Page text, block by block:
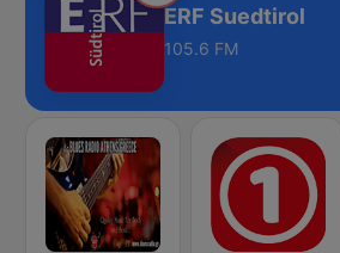
ERF Suedtirol
105.6 FM